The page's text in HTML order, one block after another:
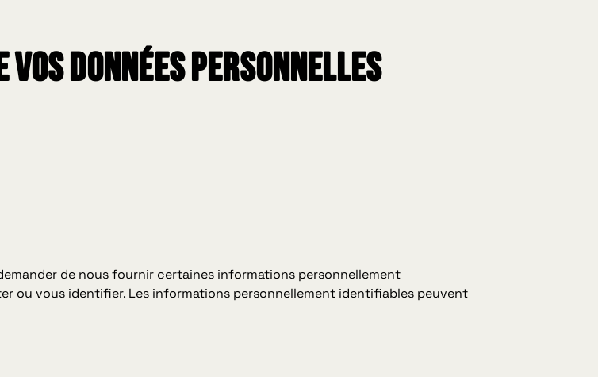
Données personnelles
de nous fournir certaines informations personnellement
ou vous identifier. Les informations personnellement identifiables peuvent